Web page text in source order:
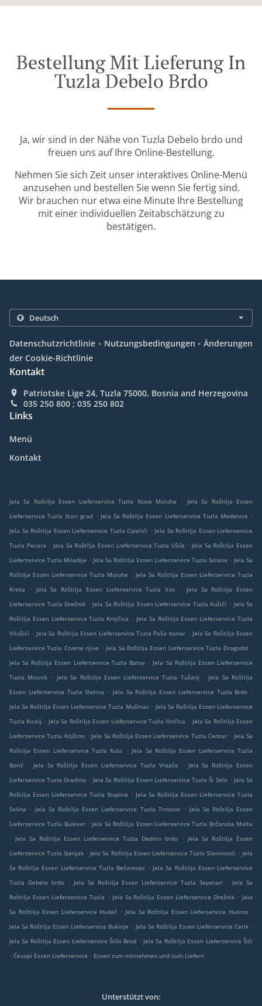
Bestellung Mit Lieferung In
Tuzla Debelo Brdo
Ja, wir sind in der Nähe von Tuzla Debelo brdo und
freuen uns auf Ihre Online-Bestellung.
Nehmen Sie sich Zeit unser interaktives Online-Menü
anzusehen und bestellen Sie wenn Sie fertig sind.
Wir brauchen nur etwa eine Minute Ihre Bestellung
mit einer individuellen Zeitabschätzung zu
bestätigen.
Datenschutzrichtlinie . Nutzungsbedingungen . Änderungen
der Cookie-Richtlinie
Kontakt
Patriotske Lige 24, Tuzla 75000, Bosnia and Herzegovina
035 250 800 ; 035 250 802
Links
Menü
Kontakt
Jela Sa Roštilja Essen Lieferservice Tuzla Nove Moluhe .
Jela Sa Roštilja Essen
Lieferservice Tuzla Stari grad . Jela Sa Roštilja Essen Lieferservice Tuzla Medenice .
Jela Sa Roštilja Essen Lieferservice Tuzla Cipelići . Jela Sa Roštilja Essen Lieferservice
Tuzla Pecara . Jela Sa Roštilja Essen Lieferservice Tuzla Ušće . Jela Sa Roštilja Essen
Lieferservice Tuzla Miladije . Jela Sa Roštilja Essen Lieferservice Tuzla Solana . Jela Sa
Roštilja Essen Lieferservice Tuzla Moluhe . Jela Sa Roštilja Essen Lieferservice Tuzla
Kreka
. Jela Sa Roštilja Essen Lieferservice Tuzla Irac .
Jela Sa Roštilja Essen
Lieferservice Tuzla Drežnik . Jela Sa Roštilja Essen Lieferservice Tuzla Kužići . Jela Sa
Roštilja Essen Lieferservice Tuzla Krojčica . Jela Sa Roštilja Essen Lieferservice Tuzla
Vilušići . Jela Sa Roštilja Essen Lieferservice Tuzla Paša bunar . Jela Sa Roštilja Essen
Lieferservice Tuzla Crvene njive . Jela Sa Roštilja Essen Lieferservice Tuzla Dragodol .
Jela Sa Roštilja Essen Lieferservice Tuzla Batva . Jela Sa Roštilja Essen Lieferservice
Tuzla Mosnik
. Jela Sa Roštilja Essen Lieferservice Tuzla Tušanj . Jela Sa Roštilja
Essen Lieferservice Tuzla Slatina
. Jela Sa Roštilja Essen Lieferservice Tuzla Brdo .
Jela Sa Roštilja Essen Lieferservice Tuzla Mušinac . Jela Sa Roštilja Essen Lieferservice
Tuzla Kicelj . Jela Sa Roštilja Essen Lieferservice Tuzla Ilinčica . Jela Sa Roštilja Essen
Lieferservice Tuzla Kojšino . Jela Sa Roštilja Essen Lieferservice Tuzla Centar . Jela Sa
Roštilja Essen Lieferservice Tuzla Kula
. Jela Sa Roštilja Essen Lieferservice Tuzla
Borić
. Jela Sa Roštilja Essen Lieferservice Tuzla Vrapče . Jela Sa Roštilja Essen
Lieferservice Tuzla Gradina . Jela Sa Roštilja Essen Lieferservice Tuzla Ši Selo . Jela Sa
Roštilja Essen Lieferservice Tuzla Stupine . Jela Sa Roštilja Essen Lieferservice Tuzla
Solina
. Jela Sa Roštilja Essen Lieferservice Tuzla Trnovac . Jela Sa Roštilja Essen
Lieferservice Tuzla Bulevar . Jela Sa Roštilja Essen Lieferservice Tuzla Brčanska Malta
. Jela Sa Roštilja Essen Lieferservice Tuzla Dedino brdo . Jela Sa Roštilja Essen
Lieferservice Tuzla Sjenjak . Jela Sa Roštilja Essen Lieferservice Tuzla Slavinovići . Jela
Sa Roštilja Essen Lieferservice Tuzla Bećarevac . Jela Sa Roštilja Essen Lieferservice
Tuzla Debelo brdo
. Jela Sa Roštilja Essen Lieferservice Tuzla Sepetari . Jela Sa
Roštilja Essen Lieferservice Tuzla . Jela Sa Roštilja Essen Lieferservice Drežnik . Jela
Sa Roštilja Essen Lieferservice Hudeč . Jela Sa Roštilja Essen Lieferservice Husino .
Jela Sa Roštilja Essen Lieferservice Bukinje . Jela Sa Roštilja Essen Lieferservice Cerik .
Jela Sa Roštilja Essen Lieferservice Šićki Brod . Jela Sa Roštilja Essen Lieferservice Šići
. Ćevapi Essen Lieferservice . Essen zum mitnehmen und zum Liefern
Unterstützt von: